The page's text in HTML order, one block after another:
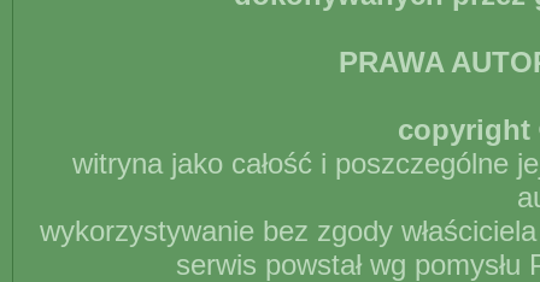
PRAWA
copyright
witryna jako całość i poszczególne
wykorzystywanie bez zgody
serwis powstał wg